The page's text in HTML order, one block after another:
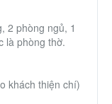
2 phòng ngủ, 1
là phòng thờ.
khách thiện chí)